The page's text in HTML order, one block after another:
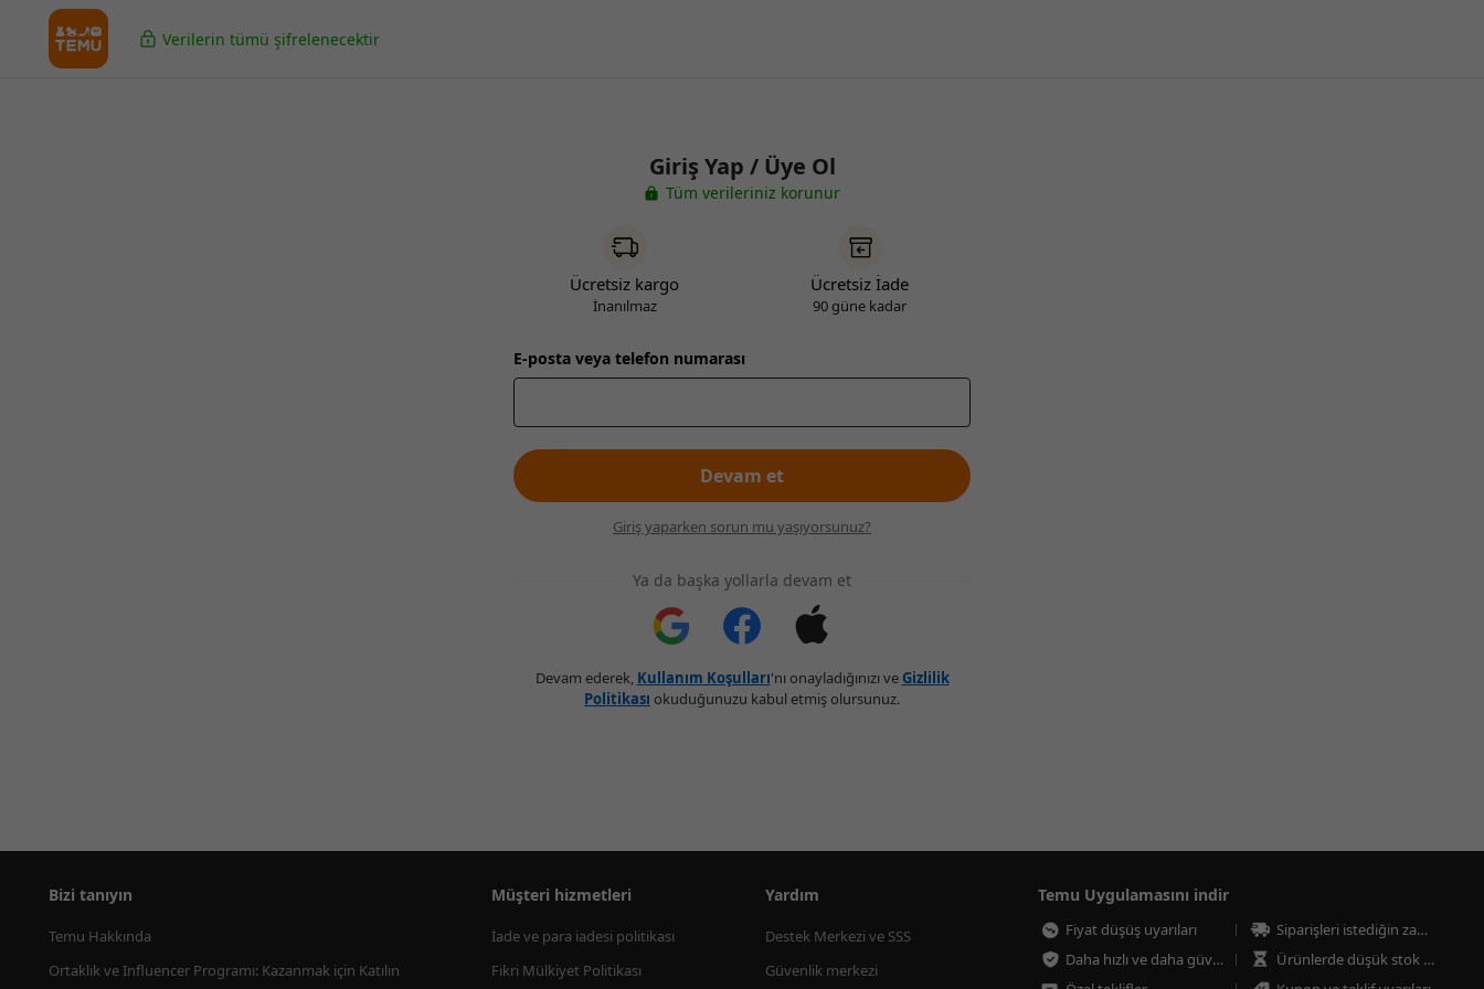
Verilerin tümü şifrelenecektir
Giriş Yap / Üye Ol
Tüm verileriniz korunur
Ücretsiz kargo
İnanılmaz
Ücretsiz İade
90 güne kadar
E-posta veya telefon numarası
Devam et
Giriş yaparken sorun mu yaşıyorsunuz?
Ya da başka yollarla devam et
Devam ederek, Kullanım Koşulları'nı onayladığınızı ve Gizlilik
Politikası okuduğunuzu kabul etmiş olursunuz.
Bizi tanıyın
Temu Hakkında
Ortaklık ve Influencer Programı: Kazanmak için Katılın
Müşteri hizmetleri
İade ve para iadesi politikası
Fikri Mülkiyet Politikası
Yardım
Destek Merkezi ve SSS
Güvenlik merkezi
Temu Uygulamasını indir
Fiyat düşüş uyarıları
Siparişleri istediğin zaman takip et
Daha hızlı ve daha güvenli ödeme
Ürünlerde düşük stok uyarıları